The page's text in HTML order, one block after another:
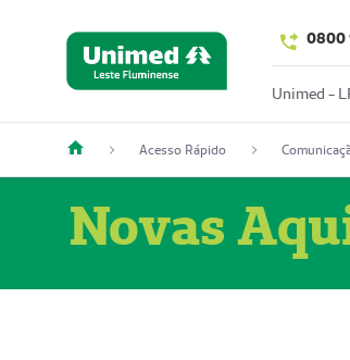
0800
Unimed -
Acesso Rápido
Novas